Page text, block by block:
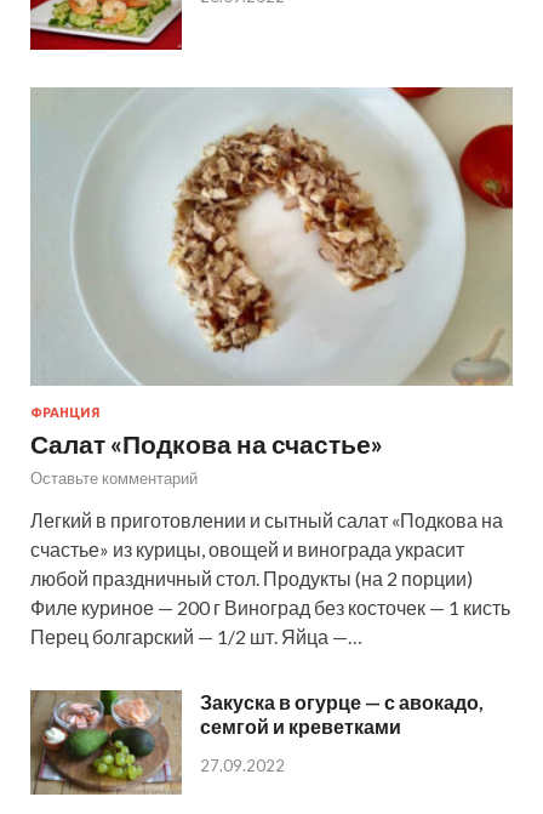
ФРАНЦИЯ
Салат «Подкова на счастье»
Оставьте комментарий
Легкий в приготовлении и сытный салат «Подкова на
счастье» из курицы, овощей и винограда украсит
любой праздничный стол. Продукты (на 2 порции)
Филе куриное — 200 г Виноград без косточек — 1 кисть
Перец болгарский — 1/2 шт. Яйца —…
Закуска в огурце — с авокадо,
семгой и креветками
27.09.2022